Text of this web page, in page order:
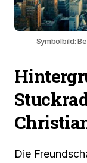
Symbolbild:
Die